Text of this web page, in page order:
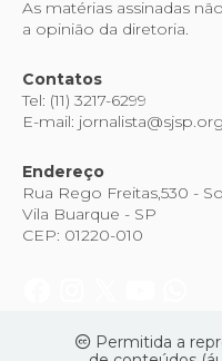
As matérias assinadas
a opinião da diretoria.
Contatos
Tel: (11) 3217-6299
E-mail:
Endereço
Rua Rego Freitas,530 -
Vila Buarque - SP
CEP: 01220-010
Permitida a